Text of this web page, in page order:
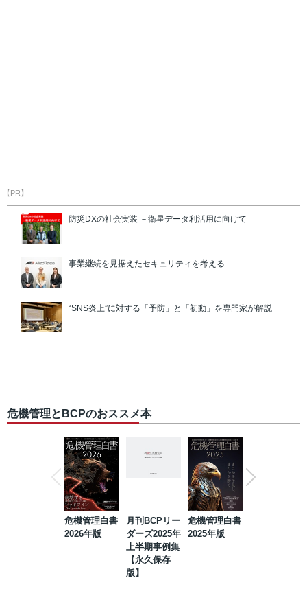
【PR】
防災DXの社会実装 －衛星データ利活用に向けて
事業継続を見据えたセキュリティを考える
“SNS炎上”に対する「予防」と「初動」を専門家が解説
危機管理とBCPのおススメ本
危機管理白書
2026年版
月刊BCPリー
ダーズ2025年
上半期事例集
【永久保存
版】
危機管理白書
2025年版